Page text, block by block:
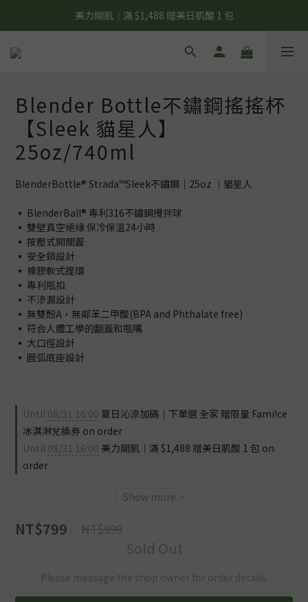
夏日輕補給｜500g 植物蛋白最低 $373 起
美力開肌｜滿 $1,488 贈美日肌酸 1 包
夏日輕補給｜500g 植物蛋白最低 $373 起
Blender Bottle不鏽鋼搖搖杯
【Sleek 貓星人】
25oz/740ml
BlenderBottle® Strada™Sleek不鏽鋼｜25oz ｜貓星人
▪️ BlenderBall® 專利316不鏽鋼攪拌球
▪️ 雙壁真空絕緣 保冷保溫24小時
▪️ 按壓式開關蓋
▪️ 安全鎖設計
▪️ 橡膠軟式提環
▪️ 專利瓶扣
▪️ 不滲漏設計
▪️ 無雙酚A，無鄰苯二甲酸(BPA and Phthalate free)
▪️ 符合人體工學的翻蓋和瓶嘴
▪️ 大口徑設計
▪️ 圓弧底座設計
Until 08/31 16:00 夏日沁涼加碼｜下單選 全家 贈限量 Fami!ce
冰淇淋兌換券 on order
Until 08/31 16:00 美力開肌｜滿 $1,488 贈美日肌酸 1 包 on
order
Show more
NT$799 NT$999
Sold Out
Please message the shop owner for order details.